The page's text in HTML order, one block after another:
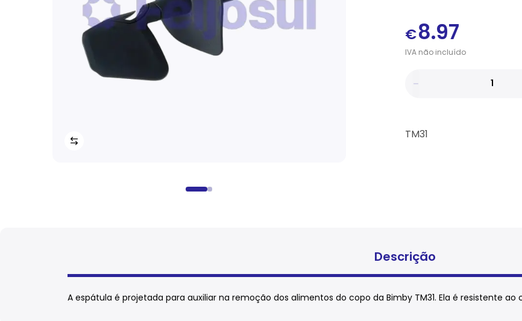
€8.97
IVAnãoincluído
TM31
Descrição
A espátula é projetada para auxiliar na remoção dos alimentos do copo da Bimby TM31. Ela é resistente ao